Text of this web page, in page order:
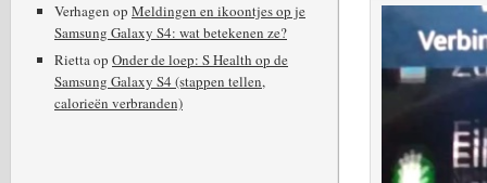
Verhagen op Meldingen en ikoontjes op je
Samsung Galaxy S4: wat betekenen ze?
Riettaop Onder de loep: S Health op de
Samsung Galaxy S4 (stappen tellen,
calorieën verbranden)